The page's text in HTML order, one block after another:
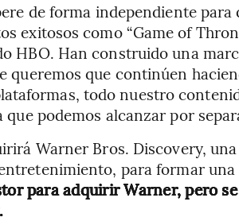
de forma independiente para
exitosos como “Game of
HBO. Han construido una
queremos que continúen
todo nuestro
podemos alcanzar por
Warner Bros. Discovery, una
para formar una
para adquirir Warner, pero